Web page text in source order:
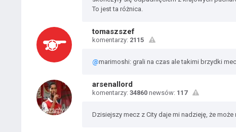
To jest ta różnica.
tomaszszef
komentarzy: 2115
@marimoshi: grali na czas ale takimi brzydki
arsenallord
komentarzy: 34860 newsów: 117
Dzisiejszy mecz z City daje mi nadzieję, że